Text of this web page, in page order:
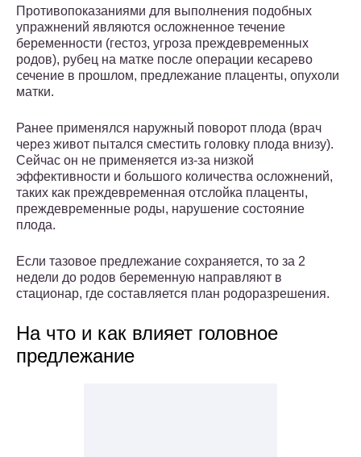
Противопоказаниями для выполнения подобных
упражнений являются осложненное течение
беременности (гестоз, угроза преждевременных
родов), рубец на матке после операции кесарево
сечение в прошлом, предлежание плаценты, опухоли
матки.
Ранее применялся наружный поворот плода (врач
через живот пытался сместить головку плода внизу).
Сейчас он не применяется из-за низкой
эффективности и большого количества осложнений,
таких как преждевременная отслойка плаценты,
преждевременные роды, нарушение состояние
плода.
Если тазовое предлежание сохраняется, то за 2
недели до родов беременную направляют в
стационар, где составляется план родоразрешения.
На что и как влияет головное
предлежание